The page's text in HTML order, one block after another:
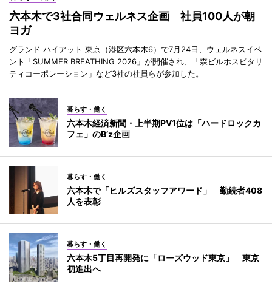
六本木で3社合同ウェルネス企画 社員100人が朝
ヨガ
グランド ハイアット 東京（港区六本木6）で7月24日、ウェルネスイベ
ント「SUMMER BREATHING 2026」が開催され、「森ビルホスピタリ
ティコーポレーション」など3社の社員らが参加した。
暮らす・働く
六本木経済新聞・上半期PV1位は「ハードロックカ
フェ」のB’z企画
暮らす・働く
六本木で「ヒルズスタッフアワード」 勤続者408
人を表彰
暮らす・働く
六本木5丁目再開発に「ローズウッド東京」 東京
初進出へ